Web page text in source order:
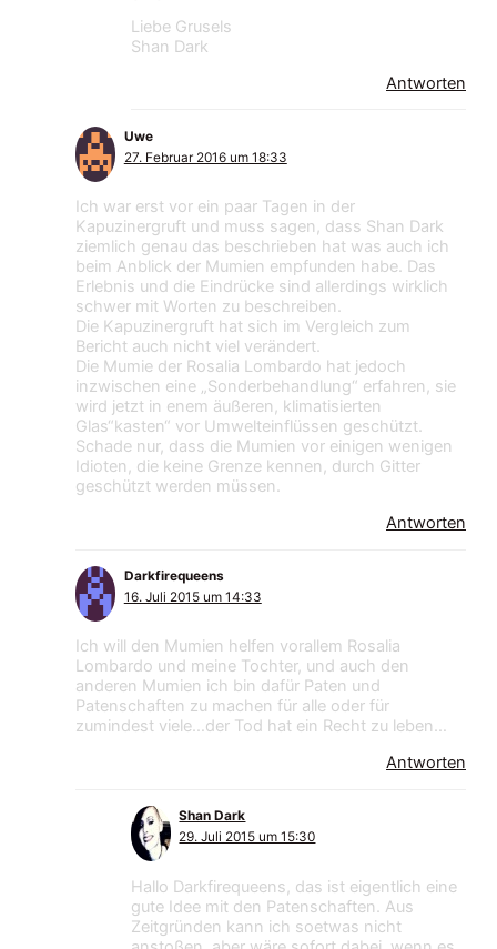
Liebe Grusels
Shan Dark
Antworten
Uwe
27. Februar 2016 um 18:33
Ich war erst vor ein paar Tagen in der
Kapuzinergruft und muss sagen, dass Shan Dark
ziemlich genau das beschrieben hat was auch ich
beim Anblick der Mumien empfunden habe. Das
Erlebnis und die Eindrücke sind allerdings wirklich
schwer mit Worten zu beschreiben.
Die Kapuzinergruft hat sich im Vergleich zum
Bericht auch nicht viel verändert.
Die Mumie der Rosalia Lombardo hat jedoch
inzwischen eine „Sonderbehandlung“ erfahren, sie
wird jetzt in enem äußeren, klimatisierten
Glas“kasten“ vor Umwelteinflüssen geschützt.
Schade nur, dass die Mumien vor einigen wenigen
Idioten, die keine Grenze kennen, durch Gitter
geschützt werden müssen.
Antworten
Darkfirequeens
16. Juli 2015 um 14:33
Ich will den Mumien helfen vorallem Rosalia
Lombardo und meine Tochter, und auch den
anderen Mumien ich bin dafür Paten und
Patenschaften zu machen für alle oder für
zumindest viele…der Tod hat ein Recht zu leben…
Antworten
Shan Dark
29. Juli 2015 um 15:30
Hallo Darkfirequeens, das ist eigentlich eine
gute Idee mit den Patenschaften. Aus
Zeitgründen kann ich soetwas nicht